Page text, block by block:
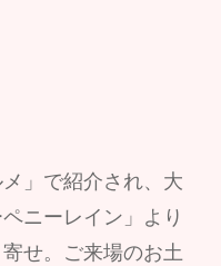
」で紹介され、大
ニーレイン」より
せ。ご来場のお土